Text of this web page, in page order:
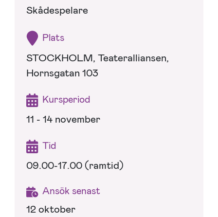
Skådespelare
Plats
STOCKHOLM, Teateralliansen,
Hornsgatan 103
Kursperiod
11 - 14 november
Tid
09.00-17.00 (ramtid)
Ansök senast
12 oktober